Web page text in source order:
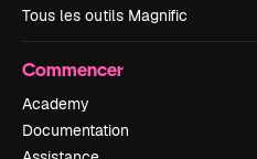
Tous les outils Magnific
Commencer
Academy
Documentation